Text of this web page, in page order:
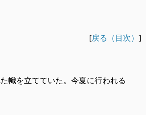
[戻る（目次） ]
幟を立てていた。今夏に行われる